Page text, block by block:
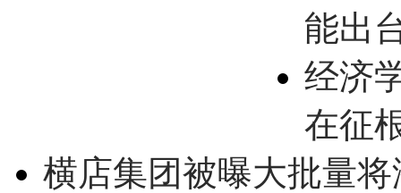
能出
经济
在征
横店集团被曝大批量